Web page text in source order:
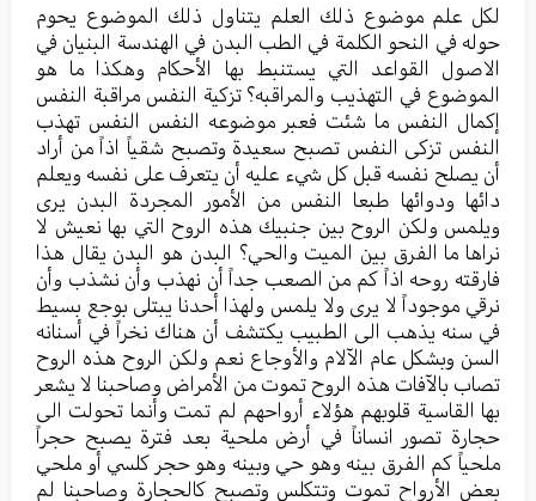
لكل علم موضوع ذلك العلم يتناول ذلك الموضوع يحوم
حوله في النحو الكلمة في الطب البدن في الهندسة البنيان في
الاصول القواعد التي يستنبط بها الأحكام وهكذا ما هو
الموضوع في التهذيب والمراقبه؟ تزكية النفس مراقبة النفس
إكمال النفس ما شئت فعبر موضوعه النفس النفس تهذب
النفس تزكى النفس تصبح سعيدة وتصبح شقياً اذاً من أراد
أن يصلح نفسه قبل كل شيء عليه أن يتعرف على نفسه ويعلم
دائها ودوائها طبعا النفس من الأمور المجردة البدن يرى
ويلمس ولكن الروح بين جنبيك هذه الروح التي بها نعيش لا
نراها ما الفرق بين الميت والحي؟ البدن هو البدن يقال هذا
فارقته روحه اذاً كم من الصعب جداً أن نهذب وأن نشذب وأن
نرقي موجوداً لا يرى ولا يلمس ولهذا أحدنا يبتلى بوجع بسيط
في سنه يذهب الى الطبيب يكتشف أن هناك نخراً في أسنانه
السن وبشكل عام الآلام والأوجاع نعم ولكن الروح هذه الروح
تصاب بالآفات هذه الروح تموت من الأمراض وصاحبنا لا يشعر
بها القاسية قلوبهم هؤلاء أرواحهم لم تمت وأنما تحولت الى
حجارة تصور انساناً في أرض ملحية بعد فترة يصبح حجراً
ملحياً كم الفرق بينه وهو حي وبينه وهو حجر كلسي أو ملحي
بعض الأرواح تموت وتتكلس وتصبح كالحجارة وصاحبنا لم